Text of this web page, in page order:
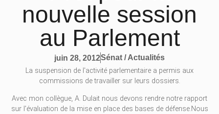
nouvelle session
au Parlement
juin 28, 2012Sénat / Actualités
La suspension de l'activité parlementaire a permis aux
commissions de travailler sur leurs dossiers.
Avec mon collègue, A. Dulait nous devons rendre notre rapport
sur l'évaluation de la mise en place des bases de défense.Nous